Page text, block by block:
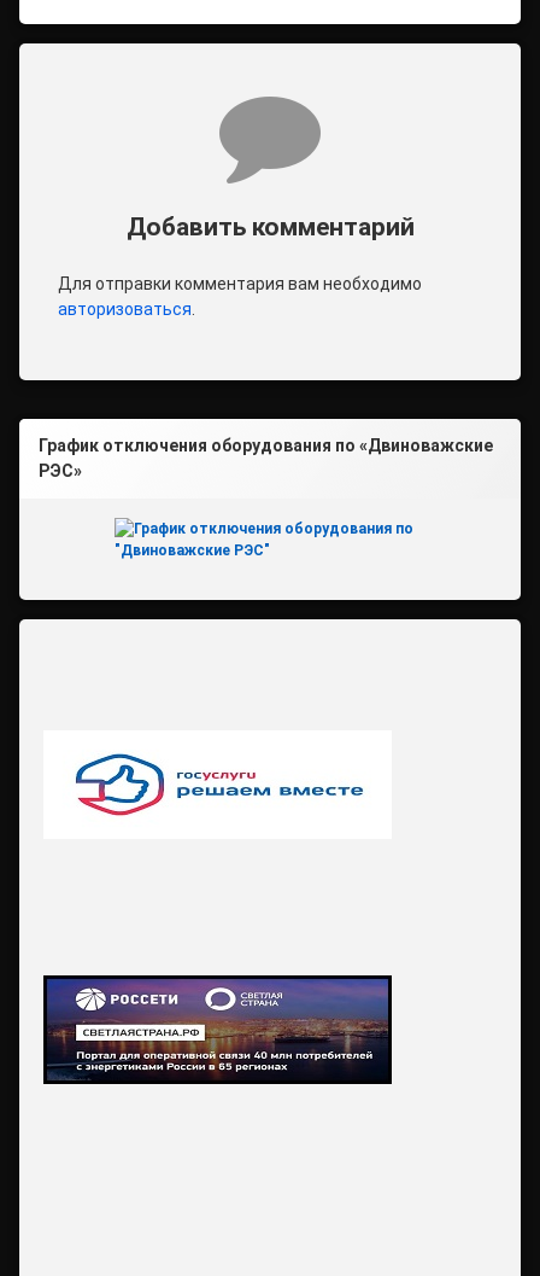
Добавить комментарий
Для отправки комментария вам необходимо
авторизоваться
График отключения оборудования по «Двиноважские
РЭС»